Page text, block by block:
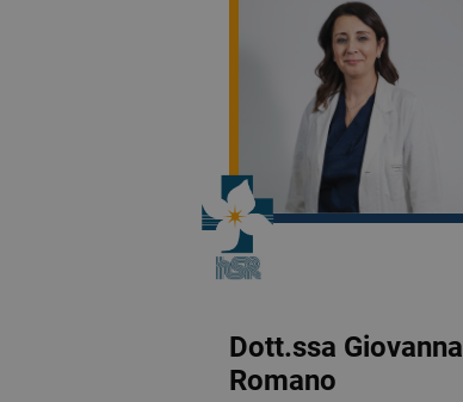
Dott.ssa Giovanna
Romano